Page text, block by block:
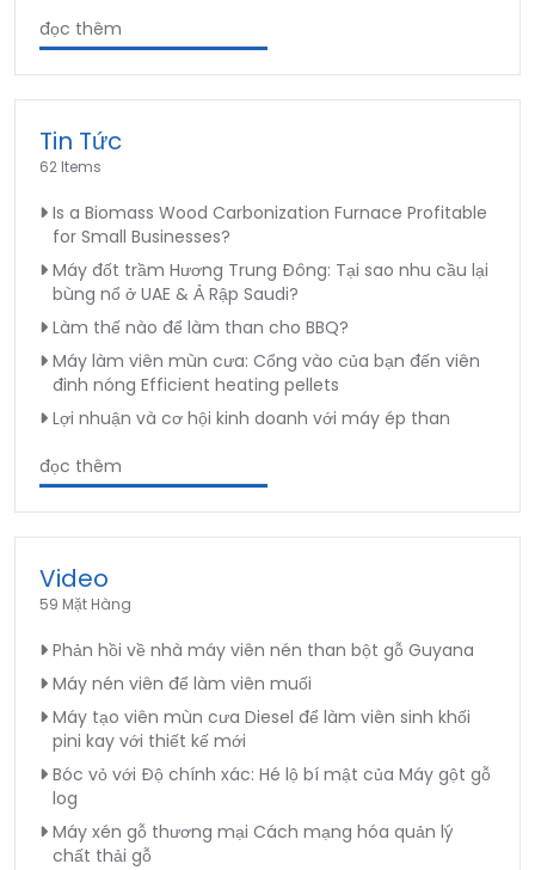
đọc thêm
Tin Tức
62 Items
Is a Biomass Wood Carbonization Furnace Profitable
for Small Businesses?
Máy đốt trầm Hương Trung Đông: Tại sao nhu cầu lại
bùng nổ ở UAE & Ả Rập Saudi?
Làm thế nào để làm than cho BBQ?
Máy làm viên mùn cưa: Cổng vào của bạn đến viên
đinh nóng Efficient heating pellets
Lợi nhuận và cơ hội kinh doanh với máy ép than
đọc thêm
Video
59 Mặt Hàng
Phản hồi về nhà máy viên nén than bột gỗ Guyana
Máy nén viên để làm viên muối
Máy tạo viên mùn cưa Diesel để làm viên sinh khối
pini kay với thiết kế mới
Bóc vỏ với Độ chính xác: Hé lộ bí mật của Máy gột gỗ
log
Máy xén gỗ thương mại Cách mạng hóa quản lý
chất thải gỗ